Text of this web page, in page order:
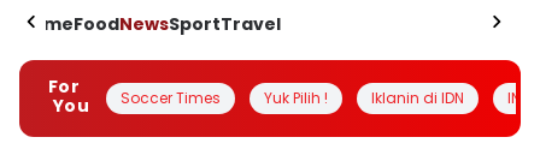
HomeFoodNewsSportTravel
For
You
Soccer Times Yuk Pilih ! Iklanin di IDN